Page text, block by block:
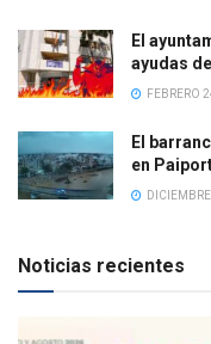
El
ayudas
FEBRERO
El
en
Noticias recientes